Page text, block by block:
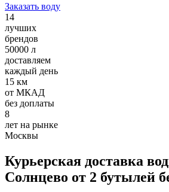
Заказать воду
14
лучших
брендов
50000 л
доставляем
каждый день
15 км
от МКАД
без доплаты
8
лет на рынке
Москвы
Курьерская доставка
Солнцево от 2 бутылей
Работа с постоянными клиентами
Работа с дебиторской
Оформление первичной
Требования:
Хорошее знание 1С
Умение работать с постоянными
первичный документооборот
Условия:
Полный рабочий день
График 5/2
Оформление по ТК РФ